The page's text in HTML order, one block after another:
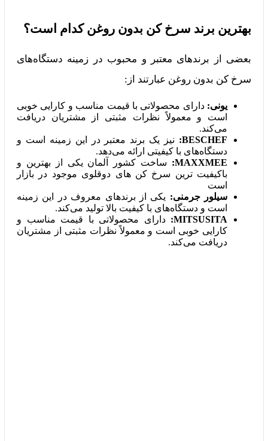
بهترین برند سرخ کن بدون روغن کدام است؟
بعضی از برندهای معتبر و محبوب در زمینه دستگاه‌های
سرخ کن بدون روغن عبارتند از:
یونی: دارای محصولاتی با قیمت مناسب و کارایی خوبی
است و معمولاً نظرات مثبتی از مشتریان دریافت
می‌کند.
BESCHEF:
نیز یک برند معتبر در این زمینه است و
دستگاه‌های با کیفیتی ارائه می‌دهد.
MAXXMEE:
ساخت کشور آلمان یکی از بهترین و
باکیفیت ترین سرخ کن های دوقلوی موجود در بازار
است
سیلور جرمنی: یکی از برندهای معروف در این زمینه
است و دستگاه‌های با کیفیت بالا تولید می‌کند.
MITSUSITA:
دارای محصولاتی با قیمت مناسب و
کارایی خوبی است و معمولاً نظرات مثبتی از مشتریان
دریافت می‌کند.